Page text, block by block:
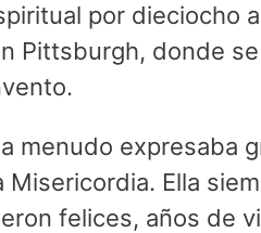
por dieciocho
Pittsburgh, donde
menudo expresaba
Misericordia. Ella
felices, años de